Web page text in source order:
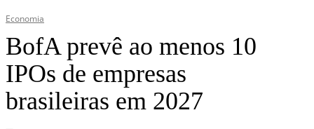
Economia
BofA prevê ao menos 10
IPOs de empresas
brasileiras em 2027